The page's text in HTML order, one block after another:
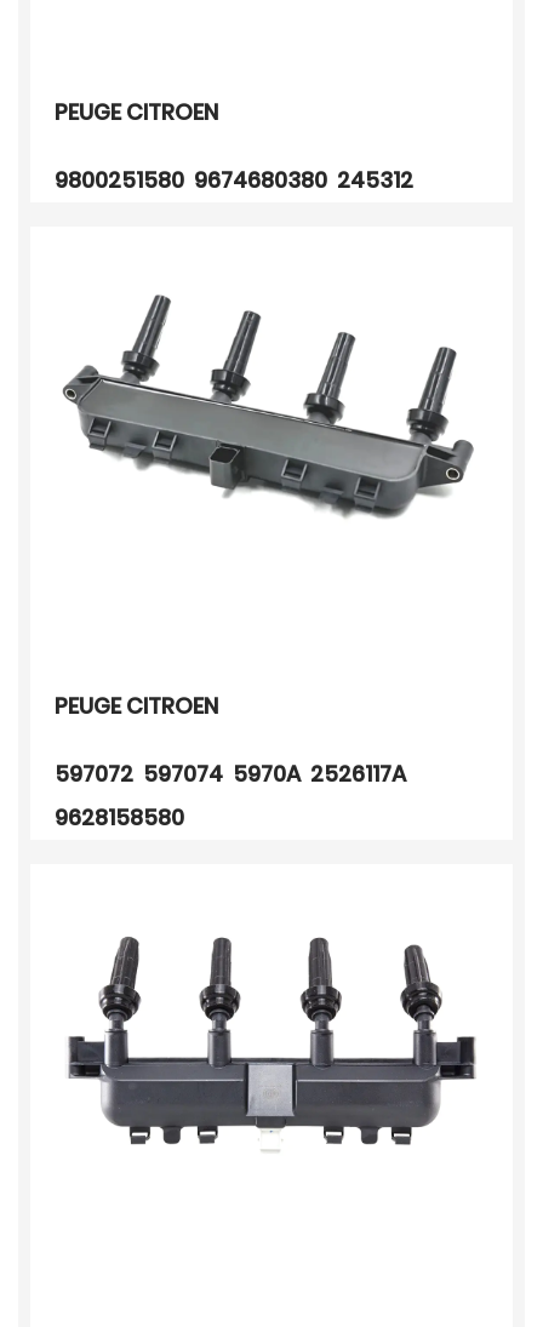
PEUGE CITROEN
9800251580 9674680380 245312
PEUGE CITROEN
597072 597074 5970A 2526117A
9628158580